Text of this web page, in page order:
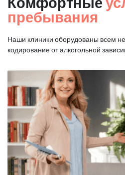
пребывания
Наши клиники оборудованы всем
кодирование от алкогольной